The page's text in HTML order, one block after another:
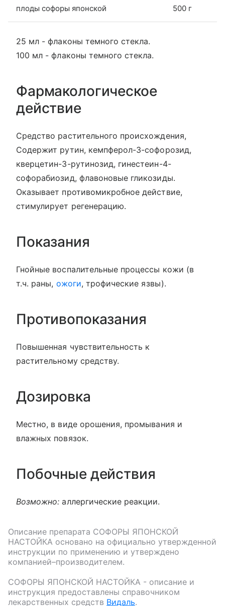
плоды софоры японской 500 г
25 мл - флаконы темного стекла.
100 мл - флаконы темного стекла.
Фармакологическое
действие
Средство растительного происхождения,
Содержит рутин, кемпферол-3-софорозид,
кверцетин-3-рутинозид, гинестеин-4-
софорабиозид, флавоновые гликозиды.
Оказывает противомикробное действие,
стимулирует регенерацию.
Показания
Гнойные воспалительные процессы кожи (в
т.ч. раны, ожоги, трофические язвы).
Противопоказания
Повышенная чувствительность к
растительному средству.
Дозировка
Местно, в виде орошения, промывания и
влажных повязок.
Побочные действия
Возможно: аллергические реакции.
Описание препарата СОФОРЫ ЯПОНСКОЙ
НАСТОЙКА основано на официально утвержденной
инструкции по применению и утверждено
компанией–производителем.
СОФОРЫ ЯПОНСКОЙ НАСТОЙКА - описание и
инструкция предоставлены справочником
лекарственных средств Видаль.